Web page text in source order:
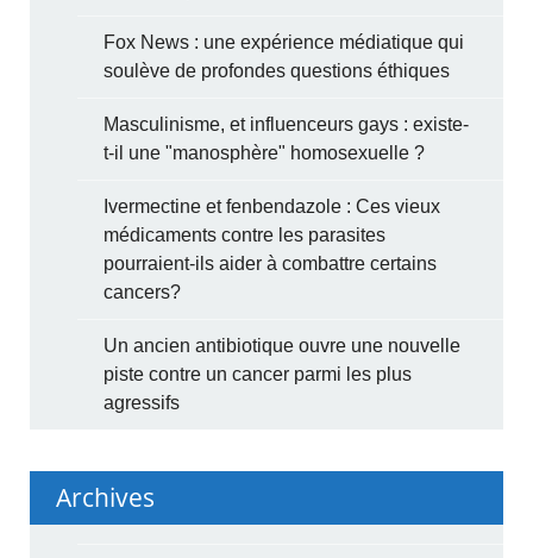
Fox News : une expérience médiatique qui
soulève de profondes questions éthiques
Masculinisme, et influenceurs gays : existe-
t-il une "manosphère" homosexuelle ?
Ivermectine et fenbendazole : Ces vieux
médicaments contre les parasites
pourraient-ils aider à combattre certains
cancers?
Un ancien antibiotique ouvre une nouvelle
piste contre un cancer parmi les plus
agressifs
Archives